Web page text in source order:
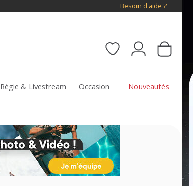
Besoin d'aide ?
Régie & Livestream Occasion Nouveautés